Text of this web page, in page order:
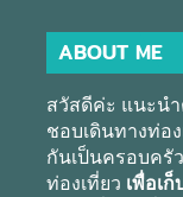
ABOUT ME
สวัสดีค่ะ แนะน
ชอบเดินทางท่อ
กันเป็นครอบครั
ท่องเที่ยว เพื่อเ